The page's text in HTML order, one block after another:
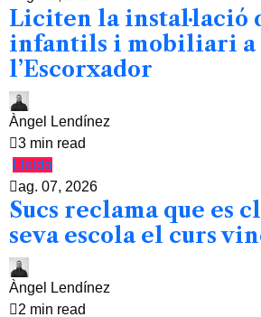
Liciten la instal·lació
infantils i mobiliari a
l’Escorxador
Àngel Lendínez
3 min read
Lleida
ag. 07, 2026
Sucs reclama que es
seva escola el curs
Àngel Lendínez
2 min read